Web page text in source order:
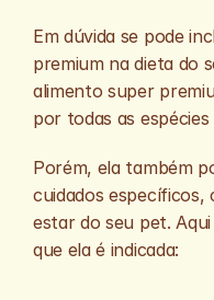
Em dúvida se pode
premium na dieta do
alimento super
por todas as
Porém, ela também
cuidados
estar do seu pet.
que ela é indicada: